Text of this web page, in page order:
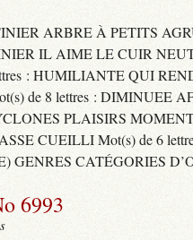
ARBRE À PETITS
IL AIME LE CUIR
: HUMILIANTE QUI
de 8 lettres : DIMINUEE
PLAISIRS
CUEILLI Mot(s) de 6
GENRES CATÉGORIES
6993